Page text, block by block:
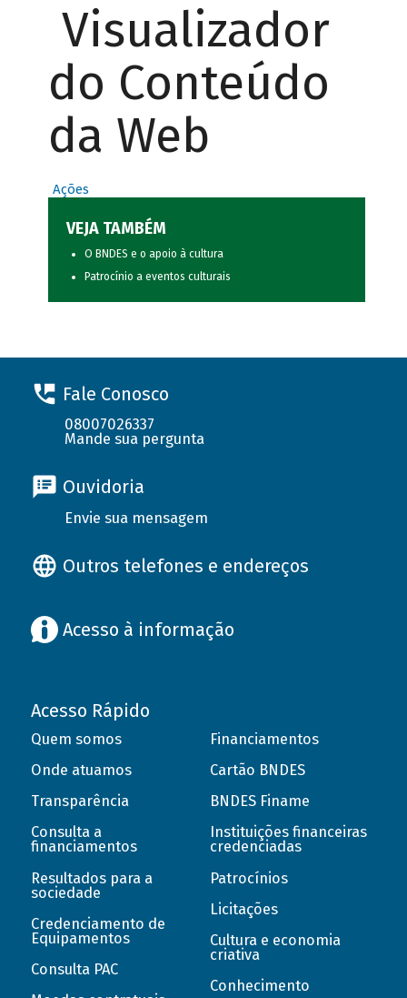
Visualizador
do Conteúdo
da Web
Ações
VEJA TAMBÉM
O BNDES e o apoio à cultura
Patrocínio a eventos culturais
Fale Conosco
08007026337
Mande sua pergunta
Ouvidoria
Envie sua mensagem
Outros telefones e endereços
Acesso à informação
Acesso Rápido
Quem somos
Onde atuamos
Transparência
Consulta a
financiamentos
Resultados para a
sociedade
Credenciamento de
Equipamentos
Consulta PAC
Financiamentos
Cartão BNDES
BNDES Finame
Instituições financeiras
credenciadas
Patrocínios
Licitações
Cultura e economia
criativa
Conhecimento